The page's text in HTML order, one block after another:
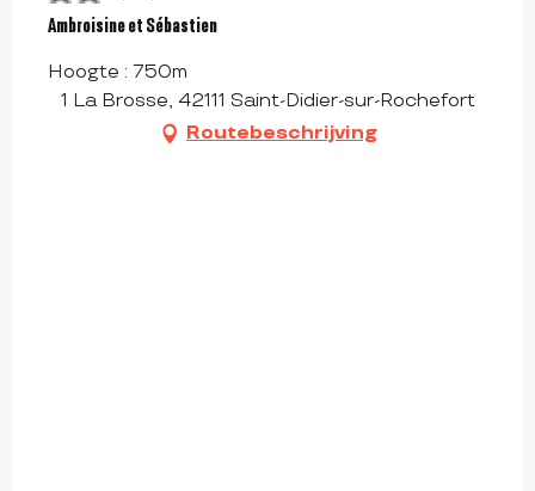
Ambroisine et Sébastien
Hoogte : 750m
1 La Brosse, 42111 Saint-Didier-sur-Rochefort
Routebeschrijving